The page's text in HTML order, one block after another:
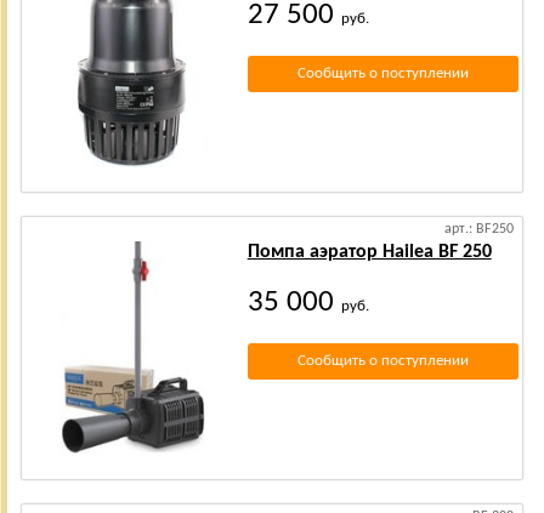
27 500 руб.
Сообщить о поступлении
арт.: BF250
Помпа аэратор Hailea BF 250
35 000 руб.
Сообщить о поступлении